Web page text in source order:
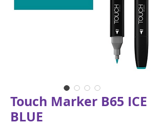
Touch Marker B65 ICE
BLUE